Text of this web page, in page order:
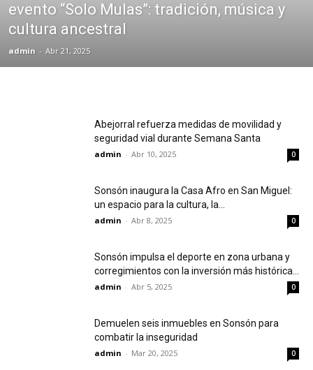
evento “Solo Mulas”: tradición, música y
cultura ancestral
admin - Abr 21, 2025
Abejorral refuerza medidas de movilidad y
seguridad vial durante Semana Santa
admin - Abr 10, 2025 0
Sonsón inaugura la Casa Afro en San Miguel:
un espacio para la cultura, la...
admin - Abr 8, 2025 0
Sonsón impulsa el deporte en zona urbana y
corregimientos con la inversión más histórica...
admin - Abr 5, 2025 0
Demuelen seis inmuebles en Sonsón para
combatir la inseguridad
admin - Mar 20, 2025 0